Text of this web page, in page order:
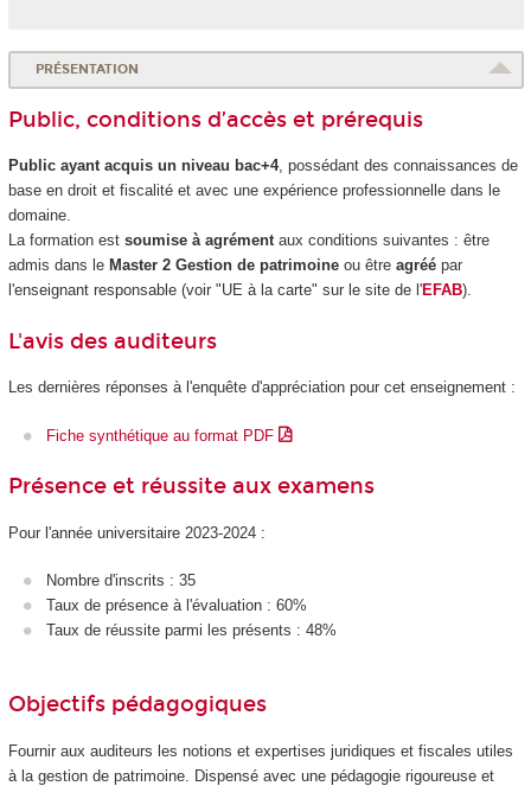
PRÉSENTATION
Public, conditions d’accès et prérequis
Public ayant acquis un niveau bac+4, possédant des connaissances de
base en droit et fiscalité et avec une expérience professionnelle dans le
domaine.
La formation est soumise à agrémentaux conditions suivantes : être
admis dans le Master 2 Gestion de patrimoineou être agréé par
l'enseignant responsable (voir "UE à la carte" sur le site de l'EFAB).
L'avis des auditeurs
Les dernières réponses à l'enquête d'appréciation pour cet enseignement :
Fiche synthétique au format PDF
Présence et réussite aux examens
Pour l'année universitaire 2023-2024 :
Nombre d'inscrits : 35
Taux de présence à l'évaluation : 60%
Taux de réussite parmi les présents : 48%
Objectifs pédagogiques
Fournir aux auditeurs les notions et expertises juridiques et fiscales utiles
à la gestion de patrimoine. Dispensé avec une pédagogie rigoureuse et